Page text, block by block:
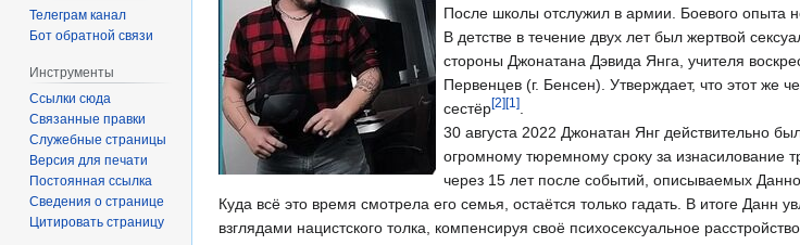
После школы отслужил в армии. Боевого опыта
В детстве в течение двух лет был жертвой
стороны Джонатана Дэвида Янга, учителя
Первенцев (г. Бенсен). Утверждает, что этот же
сестёр[2][1].
30 августа 2022 Джонатан Янг действительно
огромному тюремному сроку за изнасилование
через 15 лет после событий, описываемых
Куда всё это время смотрела его семья, остаётся только гадать. В итоге Данн
взглядами нацистского толка, компенсируя своё психосексуальное
Телеграм канал
Бот обратной связи
Инструменты
Ссылки сюда
Связанные правки
Служебные страницы
Версия для печати
Постоянная ссылка
Сведения о странице
Цитировать страницу